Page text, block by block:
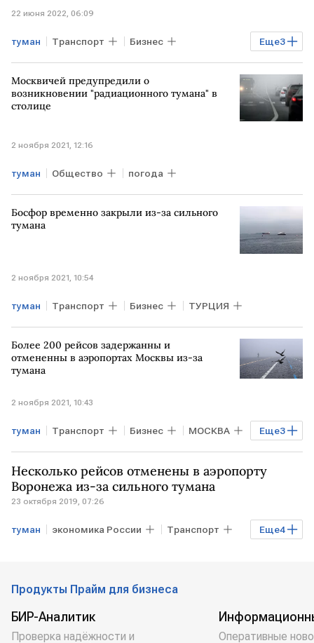
22 июня 2022, 06:09
Еще3
туман Транспорт Бизнес
Экономика Красноярск аэропорт
Москвичей предупредили о
возникновении "радиационного тумана" в
столице
2 ноября 2021, 12:16
туман Общество погода
Босфор временно закрыли из-за сильного
тумана
2 ноября 2021, 10:54
туман Транспорт Бизнес ТУРЦИЯ
Более 200 рейсов задержанны и
отмененны в аэропортах Москвы из-за
тумана
2 ноября 2021, 10:43
Еще3
туман Транспорт Бизнес МОСКВА
рейсы авиасообщение аэропорт
Несколько рейсов отменены в аэропорту
Воронежа из-за сильного тумана
23 октября 2019, 07:26
Еще4
туман экономика России Транспорт
Продукты Прайм для бизнеса
БИР-Аналитик
Проверка надёжности и
Оперативные